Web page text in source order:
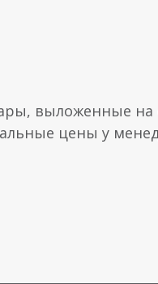
выложенные на
цены у